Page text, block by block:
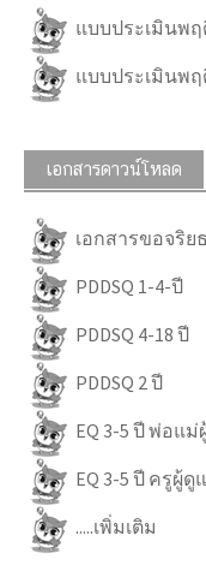
แบบประเมินพฤ
แบบประเมินพฤ
เอกสารดาวน์โหลด
เอกสารขอจริ
PDDSQ 1-4-ปี
PDDSQ 4-18 ปี
PDDSQ 2 ปี
EQ 3-5 ปี พ่อแ
EQ 3-5 ปี ครูผู้ดู
.....เพิ่มเติม